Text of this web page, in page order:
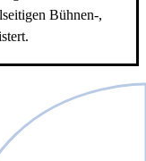
Bühnen-,